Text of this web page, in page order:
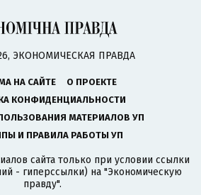
ЭКОНОМИЧЕСКАЯ ПРАВДА
НА САЙТЕ
О ПРОЕКТЕ
КОНФИДЕНЦИАЛЬНОСТИ
МАТЕРИАЛОВ УП
И ПРАВИЛА РАБОТЫ УП
сайта только при условии ссылки
- гиперссылки) на "Экономическую
правду".